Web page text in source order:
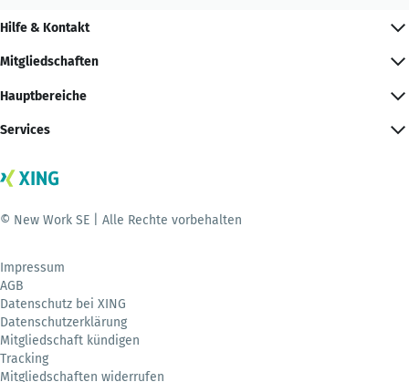
Hilfe & Kontakt
Mitgliedschaften
Hauptbereiche
Services
© New Work SE | Alle Rechte vorbehalten
Impressum
AGB
Datenschutz bei XING
Datenschutzerklärung
Mitgliedschaft kündigen
Tracking
Mitgliedschaften widerrufen